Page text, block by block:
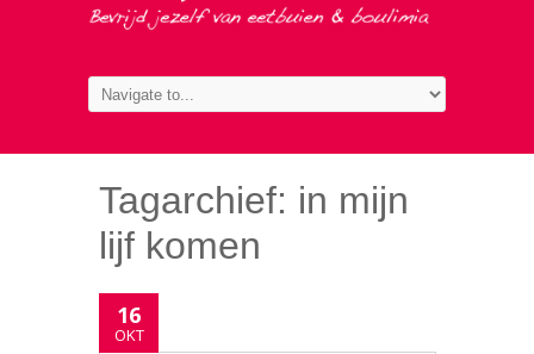
Tagarchief: in mijn
lijf komen
16
OKT